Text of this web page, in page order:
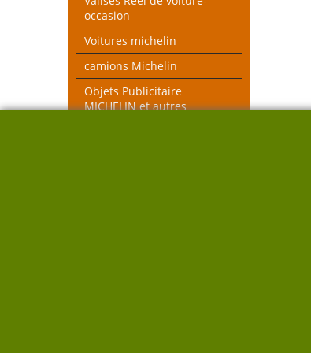
occasion
Voitures michelin
camions Michelin
Objets Publicitaire
MICHELIN et autres